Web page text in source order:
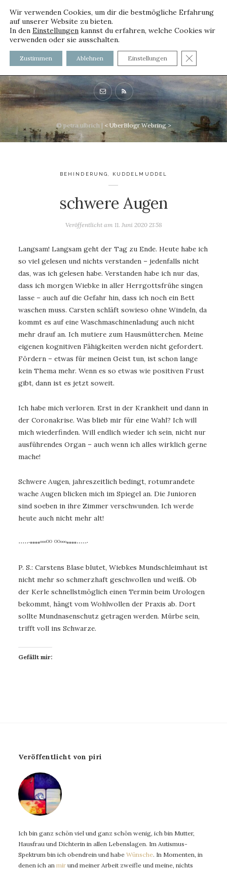
voller worte - mit und ohne
Innenfutter
© petra ulbrich | < UberBlogr Webring >
BEHINDERUNG, KUDDELMUDDEL
schwere Augen
Veröffentlicht am 11. Juni 2020 21:58
Langsam! Langsam geht der Tag zu Ende. Heute habe ich
so viel gelesen und nichts verstanden – jedenfalls nicht
das, was ich gelesen habe. Verstanden habe ich nur das,
dass ich morgen Wiebke in aller Herrgottsfrühe singen
lasse – auch auf die Gefahr hin, dass ich noch ein Bett
waschen muss. Carsten schläft sowieso ohne Windeln, da
kommt es auf eine Waschmaschinenladung auch nicht
mehr drauf an. Ich mutiere zum Hausmütterchen. Meine
eigenen kognitiven Fähigkeiten werden nicht gefordert.
Fördern – etwas für meinen Geist tun, ist schon lange
kein Thema mehr. Wenn es so etwas wie positiven Frust
gibt, dann ist es jetzt soweit.
Ich habe mich verloren. Erst in der Krankheit und dann in
der Coronakrise. Was blieb mir für eine Wahl? Ich will
mich wiederfinden. Will endlich wieder ich sein, nicht nur
ausführendes Organ – auch wenn ich alles wirklich gerne
mache!
Schwere Augen, jahreszeitlich bedingt, rotumrandete
wache Augen blicken mich im Spiegel an. Die Junioren
sind soeben in ihre Zimmer verschwunden. Ich werde
heute auch nicht mehr alt!
∙∙∙∙∙·▫▫▫▫ᵒᵒᵒᴼᴼ ᴼᴼᵒᵒᵒ▫▫▫▫∙∙∙∙∙·
P. S.: Carstens Blase blutet, Wiebkes Mundschleimhaut ist
nicht mehr so schmerzhaft geschwollen und weiß. Ob
der Kerle schnellstmöglich einen Termin beim Urologen
bekommt, hängt vom Wohlwollen der Praxis ab. Dort
sollte Mundnasenschutz getragen werden. Mürbe sein,
trifft voll ins Schwarze.
Gefällt mir:
Veröffentlicht von piri
Ich bin ganz schön viel und ganz schön wenig, ich bin Mutter,
Hausfrau und Dichterin in allen Lebenslagen. Im Autismus-
Spektrum bin ich obendrein und habe Wünsche. In Momenten, in
denen ich an mir und meiner Arbeit zweifle und meine, nichts
Wir verwenden Cookies, um dir die bestmögliche Erfahrung
auf unserer Website zu bieten.
In den Einstellungen kannst du erfahren, welche Cookies wir
verwenden oder sie ausschalten.
Zustimmen Ablehnen Einstellungen GDPR